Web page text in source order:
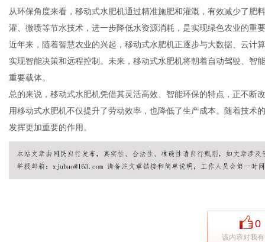
从环保角度来看，移动式水肥机通过精准施肥和灌溉，有效减少了肥
灌、微喷等节水技术，进一步降低水资源消耗，是实现绿色农业的重
近年来，随着智慧农业的兴起，移动式水肥机正逐步与大数据、云计
实现智能决策和远程控制。未来，移动式水肥机将朝着自动驾驶、智
重要载体。
总的来说，移动式水肥机凭借其灵活高效、智能环保的特点，正不断
用移动式水肥机不仅提升了劳动效率，也降低了生产成本。随着技术
发挥更加重要的作用。
0
该内容对我